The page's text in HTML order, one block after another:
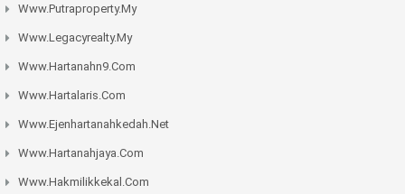
Www.putraproperty.my
Www.legacyrealty.my
Www.hartanahn9.com
Www.hartalaris.com
Www.ejenhartanahkedah.net
Www.hartanahjaya.com
Www.hakmilikkekal.com